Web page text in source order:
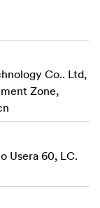
Monitoram ir
Marker (centra
Grid
laikā atstātu
citas
(attēla
Image Freeze
(krāsu
Co.. Ltd,
Zone,
Usera 60, LC.